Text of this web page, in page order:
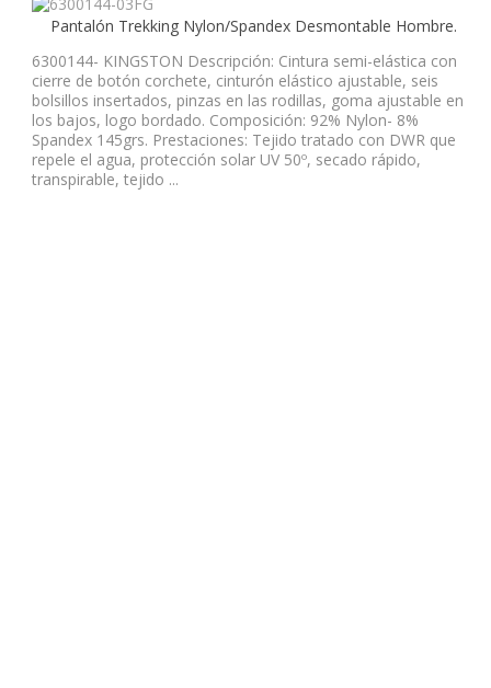
Pantalón Trekking Nylon/Spandex Desmontable Hombre.
6300144- KINGSTON Descripción: Cintura semi-elástica con
cierre de botón corchete, cinturón elástico ajustable, seis
bolsillos insertados, pinzas en las rodillas, goma ajustable en
los bajos, logo bordado. Composición: 92% Nylon- 8%
Spandex 145grs. Prestaciones: Tejido tratado con DWR que
repele el agua, protección solar UV 50º, secado rápido,
transpirable, tejido ...